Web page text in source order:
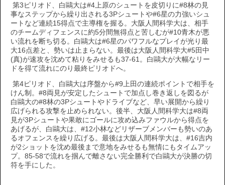
第3ピリオド、白鷗大は#4上原のシュートを皮切りに#8林の見
事なステップから繰り出される3Pシュートや#6星の力強いシュ
ートなど連続15得点で主導権を握る。大阪人間科学大は、相手
のチームディフェンスに約5分間無得点と苦しむが#10青木が悪
い流れを断ち切る。白鷗大は#6星のパワフルなプレイが光り最
大16点差と、勢いは止まらない。最後は大阪人間科学大#5田中
(真)が速攻を沈めて粘りをみせるも37-61。白鷗大が大幅なリー
ドを得て流れにのり最終ピリオドへ。
第4ピリオド、白鷗大は序盤から#9上田の連続ポイントで相手を
けん制。#8両見が安定したシュートで加点し巻き返しを図るが
白鷗大の#8林の3Pシュートやドライブなど、早い展開から繰り
広げられる攻撃を止められない。後半、大阪人間科学大は#8両
見が3Pシュートや果敢にゴールに攻め込みファウルから得点を
あげるが、白鷗大は、#12小林などリザーブメンバーも勢いのあ
るオフェンスを繰り広げる。最後は大阪人間科学大は、#16吉内
が2ショットを沈め最後まで意地をみせるも無情にもタイムアッ
プ。85-58で流れを掴んで離さない完全勝利で白鷗大が決勝の切
符を手にした。